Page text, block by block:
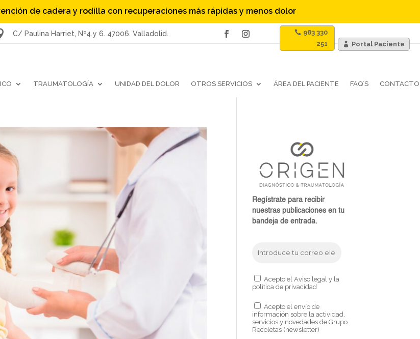
de cadera y rodilla con recuperaciones más rápidas y menos dolor
C/ Paulina Harriet, Nº4 y 6. 47006. Valladolid.
983 330
251
Portal Paciente
TRAUMATOLOGÍA UNIDAD DEL DOLOR OTROS SERVICIOS ÁREA DEL PACIENTE FAQ´S CONTACTO
Regístrate para recibir
nuestras publicaciones en tu
bandeja de entrada.
Acepto el Aviso legal y la
política de privacidad
Acepto el envío de
información sobre la actividad,
servicios y novedades de Grupo
Recoletas (newsletter)